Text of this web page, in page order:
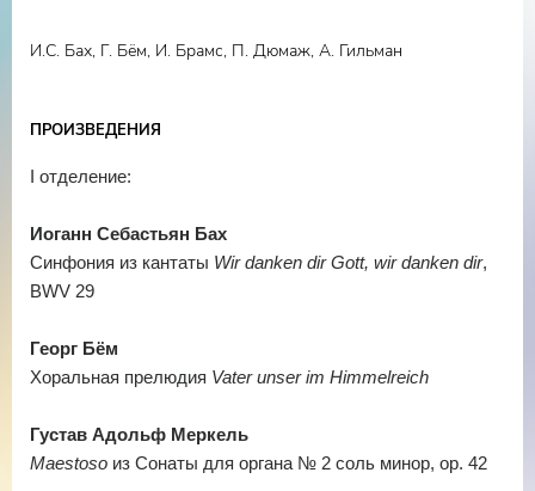
окончил Московскую государственную консерваторию
консерватории..
Активно концертирует с 2020 года. Выступает в
Кисловодск, Казань, Ярославль и др.
Является победителем международного конкурса «Vivat,
Музыка!» (номинация «орган», Москва, 2021 год).
государственной филармонии им. В. И. Сафонова.
И.С. Бах, Г. Бём, И. Брамс, П. Дюмаж, А. Гильман
ПРОИЗВЕДЕНИЯ
I отделение:
Иоганн Себастьян Бах
Синфония из кантаты Wir danken dir Gott, wir danken dir,
BWV 29
Георг Бём
Хоральная прелюдия Vater unser im Himmelreich
Густав Адольф Меркель
Maestoso из Сонаты для органа № 2 соль минор, ор. 42